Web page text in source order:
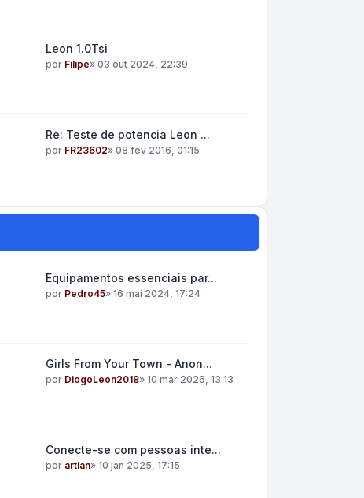
Leon 1.0Tsi
por Filipe» 03 out 2024, 22:39
Re: Teste de potencia Leon ...
por FR23602» 08 fev 2016, 01:15
Equipamentos essenciais par...
por Pedro45» 16 mai 2024, 17:24
Girls From Your Town - Anon...
por DiogoLeon2018» 10 mar 2026, 13:13
Conecte-se com pessoas inte...
por artian» 10 jan 2025, 17:15